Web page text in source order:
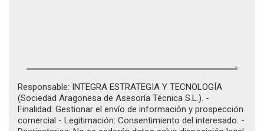
Responsable: INTEGRA ESTRATEGIA Y TECNOLOGÍA
(Sociedad Aragonesa de Asesoría Técnica S.L.). -
Finalidad: Gestionar el envío de información y prospección
comercial - Legitimación: Consentimiento del interesado. -